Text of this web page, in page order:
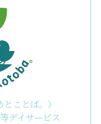
ことば。）
デイサービス